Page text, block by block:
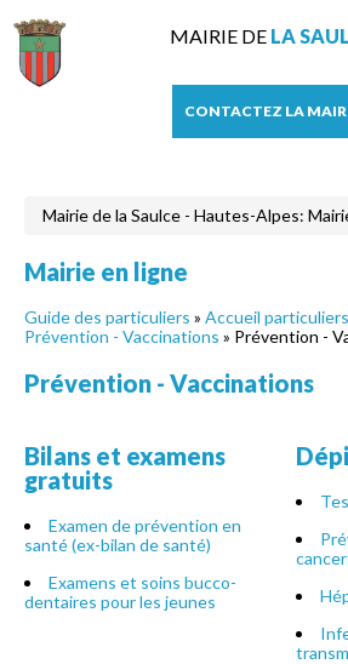
MAIRIE DE LA
CONTACTEZ LA
Mairie de la Saulce - Hautes-Alpes:
Mairie en ligne
Guide des particuliers » Accueil particuliers
Prévention - Vaccinations » Prévention -
Prévention - Vaccinations
Bilans et examens
gratuits
Examen de prévention en
santé (ex-bilan de santé)
Examens et soins bucco-
dentaires pour les jeunes